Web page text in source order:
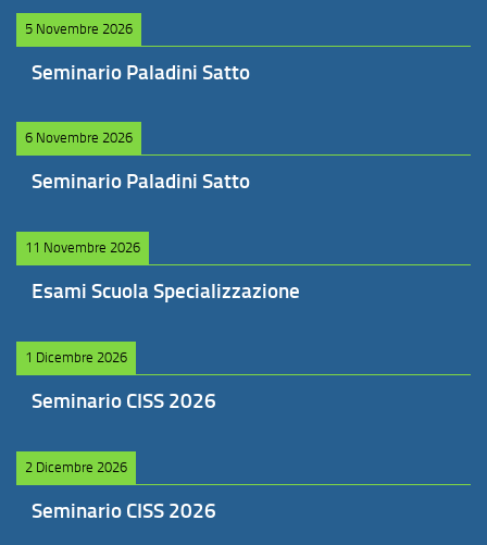
5 Novembre 2026
Seminario Paladini Satto
6 Novembre 2026
Seminario Paladini Satto
11 Novembre 2026
Esami Scuola Specializzazione
1 Dicembre 2026
Seminario CISS 2026
2 Dicembre 2026
Seminario CISS 2026